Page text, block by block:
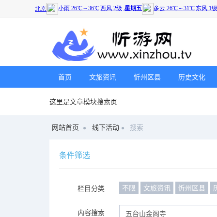
首页 文旅资讯 忻州区县 历史文化
这里是文章模块搜索页
网站首页 线下活动 搜索
条件筛选
栏目分类 不限 文旅资讯 忻州区县
内容搜索